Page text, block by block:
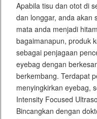
Apabila tisu dan otot di
dan longgar, anda akan
mata anda menjadi
bagaimanapun, produk
sebagai penjagaan
eyebag dengan
berkembang. Terdapat
menyingkirkan eyebag,
Intensity Focused
Bincangkan dengan